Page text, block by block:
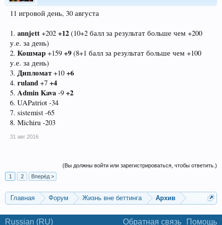
11 игровой день, 30 августа
1. annjett +202 +12 (10+2 балл за результат больше чем +200
у.е. за день)
2. Кошмар +159 +9 (8+1 балл за результат больше чем +100
у.е. за день)
3. Дипломат+10 +6
4. ruland +7 +4
5. Admin Kava -9 +2
6. UAPatriot -34
7. sistemist -65
8. Michiru -203
31 авг 2016
(Вы должны войти или зарегистрироваться, чтобы ответить.)
1
2 Вперёд >
Главная Форум Жизнь вне беттинга Архив
Russian (RU) Обратная связь Помощь